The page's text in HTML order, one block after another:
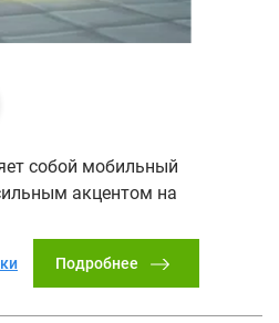
собой мобильный
акцентом на
Подробнее